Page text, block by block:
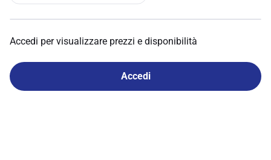
Accedi per visualizzare prezzi e disponibilità
Accedi